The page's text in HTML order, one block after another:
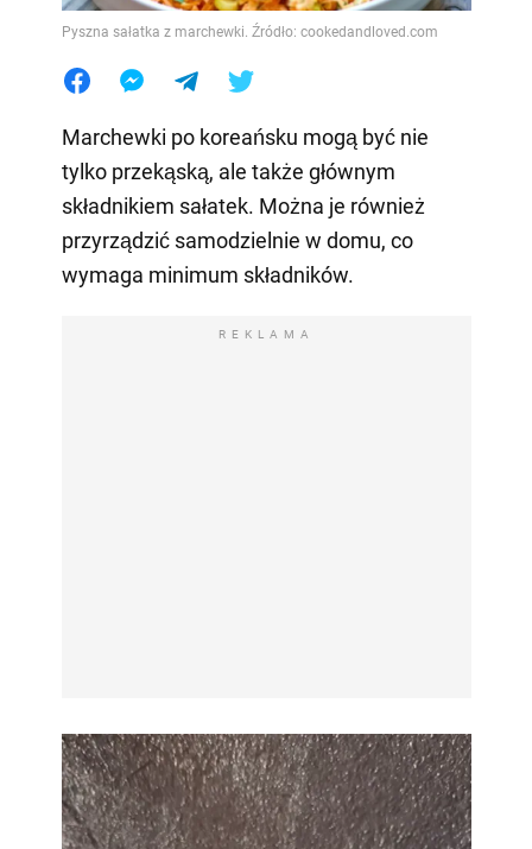
Pyszna sałatka z marchewki. Źródło: cookedandloved.com
Marchewki po koreańsku mogą być nie
tylko przekąską, ale także głównym
składnikiem sałatek. Można je również
przyrządzić samodzielnie w domu, co
wymaga minimum składników.
REKLAMA